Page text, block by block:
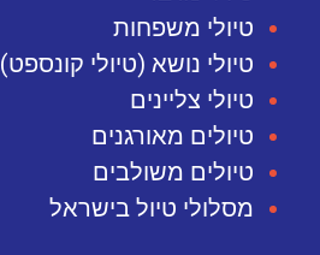
טיולי משפחות
טיולי נושא (טיולי קונספט)
טיולי צליינים
טיולים מאורגנים
טיולים משולבים
מסלולי טיול בישראל